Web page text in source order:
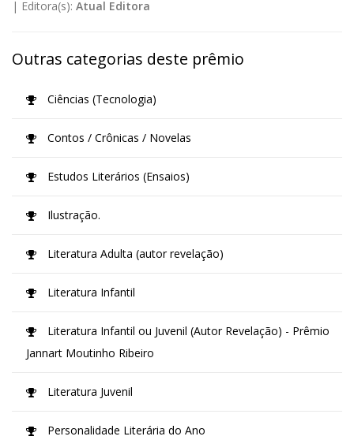
| Editora(s): Atual Editora
Outras categorias deste prêmio
Ciências (Tecnologia)
Contos / Crônicas / Novelas
Estudos Literários (Ensaios)
Ilustração.
Literatura Adulta (autor revelação)
Literatura Infantil
Literatura Infantil ou Juvenil (Autor Revelação) - Prêmio
Jannart Moutinho Ribeiro
Literatura Juvenil
Personalidade Literária do Ano